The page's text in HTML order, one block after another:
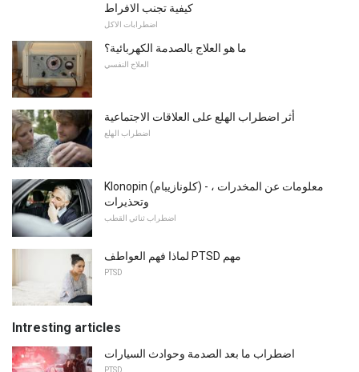
كيفية تجنب الافراط
اضطرابات الاكل
ما هو العلاج بالصدمة الكهربائية؟
العلاج النفسي
أثر اضطراب الهلع على العلاقات الاجتماعية
اضطراب الهلع
Klonopin (كلونازيبام) - معلومات عن المخدرات ،
وتحذيرات
اضطراب ثنائي القطب
لماذا فهم العواطف PTSD مهم
PTSD
Intresting articles
اضطراب ما بعد الصدمة وحوادث السيارات
PTSD